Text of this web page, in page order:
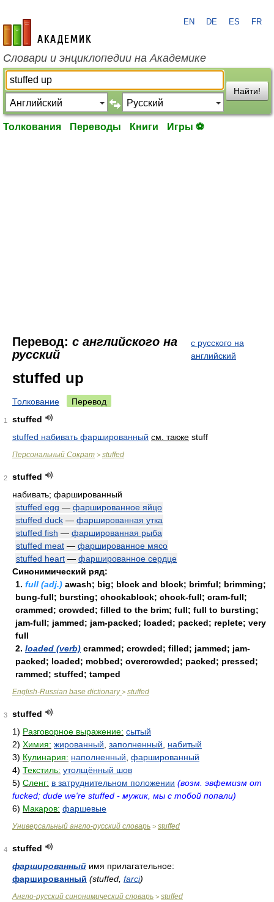
academic.ru
EN DE ES FR
Словари и энциклопедии на Академике
Найти!
Толкования Переводы Книги Игры ⚽
Перевод: с английского на
русский
с русского на
английский
stuffed up
Толкование Перевод
1
stuffed
stuffed набивать фаршированный см. также stuff
Персональный Сократ > stuffed
2
stuffed
набивать; фаршированный
stuffed egg — фаршированное яйцо
stuffed duck — фаршированная утка
stuffed fish — фаршированная рыба
stuffed meat — фаршированное мясо
stuffed heart — фаршированное сердце
Синонимический ряд:
1. full (adj.) awash; big; block and block; brimful; brimming;
bung-full; bursting; chockablock; chock-full; cram-full;
crammed; crowded; filled to the brim; full; full to bursting;
jam-full; jammed; jam-packed; loaded; packed; replete; very
full
2. loaded (verb) crammed; crowded; filled; jammed; jam-
packed; loaded; mobbed; overcrowded; packed; pressed;
rammed; stuffed; tamped
English-Russian base dictionary> stuffed
3
stuffed
1) Разговорное выражение: сытый
2) Химия: жированный заполненный
набитый
3) Кулинария: наполненный фаршированный
4) Текстиль: утолщённый шов
5) Сленг: в затруднительном положении (возм. эвфемизм от
fucked; dude we're stuffed - мужик, мы с тобой попали)
6) Макаров: фаршевые
Универсальный англо-русский словарь > stuffed
4
stuffed
фаршированный имя прилагательное:
фаршированный (stuffed, farci)
Англо-русский синонимический словарь > stuffed